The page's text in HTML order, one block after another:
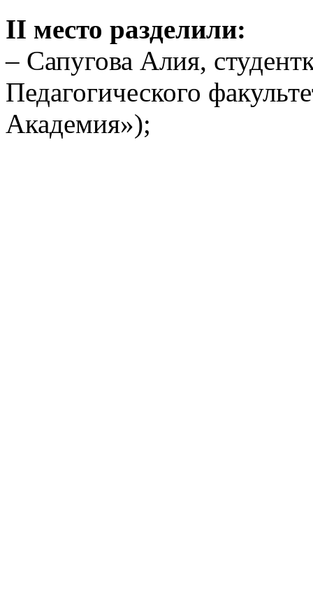
II место разделили:
– Сапугова Алия,
Педагогического
Академия»);